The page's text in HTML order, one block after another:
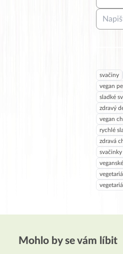
svačiny
vegan
sladké
zdravý
vegan
rychlé
zdravá
svačinky
Mohlo by se vám líbit